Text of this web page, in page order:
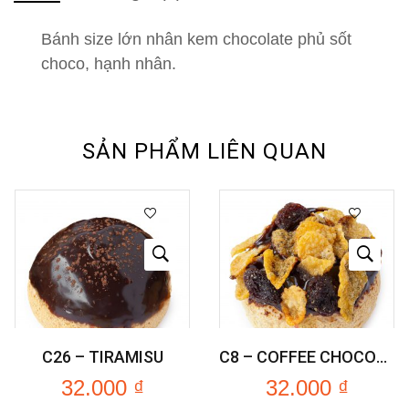
Bánh size lớn nhân kem chocolate phủ sốt
choco, hạnh nhân.
SẢN PHẨM LIÊN QUAN
C26 – TIRAMISU
32.000 ₫
C8 – COFFEE CHOCOLATE CRUNCH
32.000 ₫